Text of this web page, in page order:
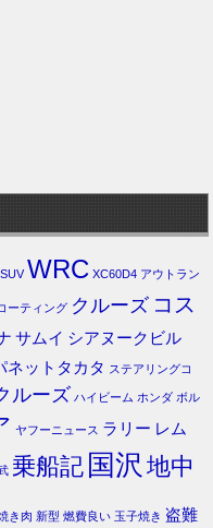
SUV WRC XC60D4 アウトラン
ーティング クルーズ コス
サムイ シアヌークビル
ネットタカタ ステアリングコ
ルーズ ハイビーム ホンダ ボル
ヤフーニュース ラリー レム
乗船記 国沢 地中
き肉 新型 燃費良い 玉子焼き 盗難